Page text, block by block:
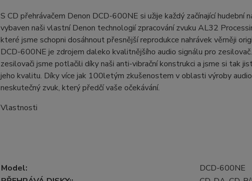
S CD přehrávačem Denon DCD-600NE si užije každý začínající hudební
vybaven naši vlastní Denon technologií zpracování zvuku AL32
které jsme schopni dosáhnout přesnější reprodukce nahrávek věrněji
DCD-600NE je zdrojem daleko kvalitnějšího audio signálu pro
zesilovači jsme potlačili díky naši anti-vibrační konstrukci a jsme si tak
jeho kvalitu. Díky více jak 100letým zkušenostem v oblasti výroby
neskutečný zvuk, který předčí vaše očekávání.
Vlastnosti
Model:
DCD-600NE